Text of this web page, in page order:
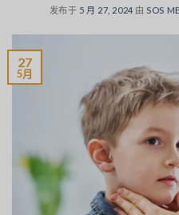
发布于 5 月 27, 2024 由 SOS
27
5月